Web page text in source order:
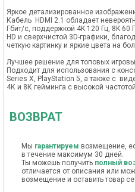
Яркое детализированное
Кабель HDMI 2.1 обладает
Гбит/c, поддержкой 4K 120 Гц, 8K
HD и сверхчистой 3D-графики,
четкую картинку и яркие цвета на
Лучшее решение для топовых
Подходит для использования с
Series X, PlayStation 5, а также с
4К и 8К гейминга с высокой
ВОЗВРАТ
Мы гарантируем возмещение,
в течение максимум 30 дней.
Ты можешь получить полный
отличается от описания или
возмещение и оставить товар